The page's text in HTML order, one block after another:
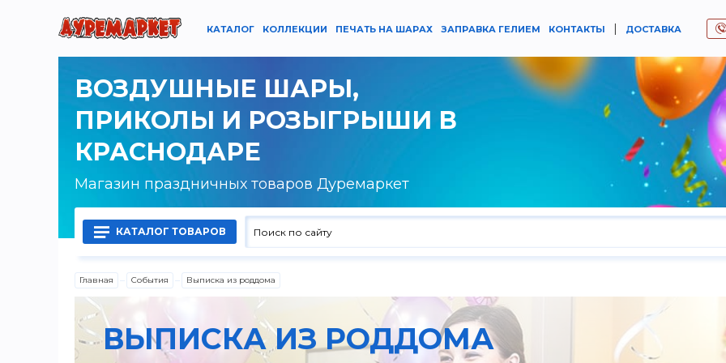
КАТАЛОГ КОЛЛЕКЦИИ ПЕЧАТЬ НА ШАРАХ ЗАПРАВКА ГЕЛИЕМ КОНТАКТЫ | ДОСТАВКА
ВОЗДУШНЫЕ ШАРЫ,
ПРИКОЛЫ И РОЗЫГРЫШИ В
КРАСНОДАРЕ
Магазин праздничных товаров Дуремаркет
КАТАЛОГ ТОВАРОВ
Воздушные шары латексные
Воздушные шары фольгированные
Гелий, оборудование и аксессуары
Главная События Выписка из роддома
ВЫПИСКА ИЗ РОДДОМА